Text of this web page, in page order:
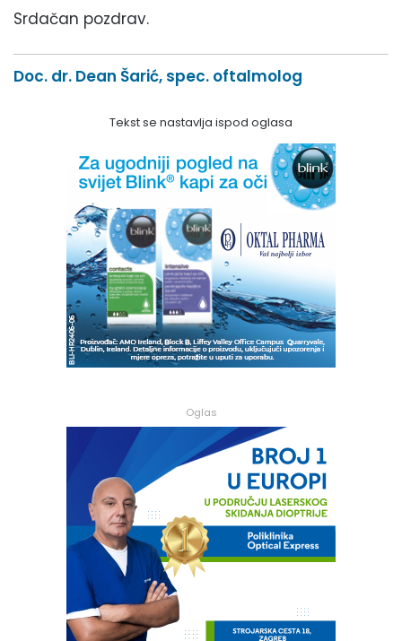
Srdačan pozdrav.
Doc. dr. Dean Šarić, spec. oftalmolog
Tekst se nastavlja ispod oglasa
Oglas